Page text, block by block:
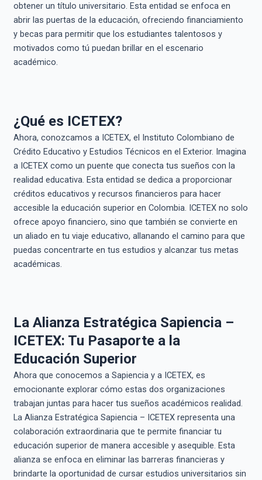
obtener un título universitario. Esta entidad se enfoca en
abrir las puertas de la educación, ofreciendo financiamiento
y becas para permitir que los estudiantes talentosos y
motivados como tú puedan brillar en el escenario
académico.
¿Qué es ICETEX?
Ahora, conozcamos a ICETEX, el Instituto Colombiano de
Crédito Educativo y Estudios Técnicos en el Exterior. Imagina
a ICETEX como un puente que conecta tus sueños con la
realidad educativa. Esta entidad se dedica a proporcionar
créditos educativos y recursos financieros para hacer
accesible la educación superior en Colombia. ICETEX no solo
ofrece apoyo financiero, sino que también se convierte en
un aliado en tu viaje educativo, allanando el camino para que
puedas concentrarte en tus estudios y alcanzar tus metas
académicas.
La Alianza Estratégica Sapiencia –
ICETEX: Tu Pasaporte a la
Educación Superior
Ahora que conocemos a Sapiencia y a ICETEX, es
emocionante explorar cómo estas dos organizaciones
trabajan juntas para hacer tus sueños académicos realidad.
La Alianza Estratégica Sapiencia – ICETEX representa una
colaboración extraordinaria que te permite financiar tu
educación superior de manera accesible y asequible. Esta
alianza se enfoca en eliminar las barreras financieras y
brindarte la oportunidad de cursar estudios universitarios sin